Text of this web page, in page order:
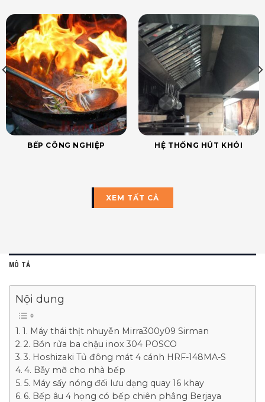
BẾP CÔNG NGHIỆP HỆ THỐNG HÚT KHÓI
XEM TẤT CẢ
MÔ TẢ
Nội dung
1. Máy thái thịt nhuyễn Mirra300y09 Sirman
2. Bồn rửa ba chậu inox 304 POSCO
3. Hoshizaki Tủ đông mát 4 cánh HRF-148MA-S
4. Bẫy mỡ cho nhà bếp
5. Máy sấy nóng đối lưu dạng quay 16 khay
6. Bếp âu 4 họng có bếp chiên phẳng Berjaya